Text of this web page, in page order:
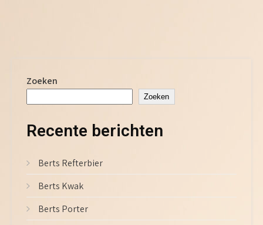
Zoeken
Zoeken
Recente berichten
Berts Refterbier
Berts Kwak
Berts Porter